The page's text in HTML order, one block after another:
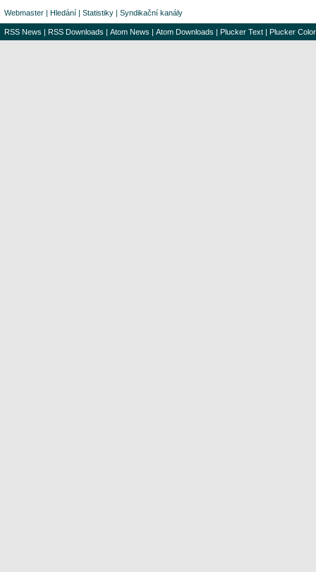
Webmaster | Hledání | Statistiky | Syndikační kanály
RSS News | RSS Downloads | Atom News | Atom Downloads | Plucker Text | Plucker Color